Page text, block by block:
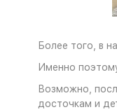
Более того, в
Именно
Возможно,
досточкам и